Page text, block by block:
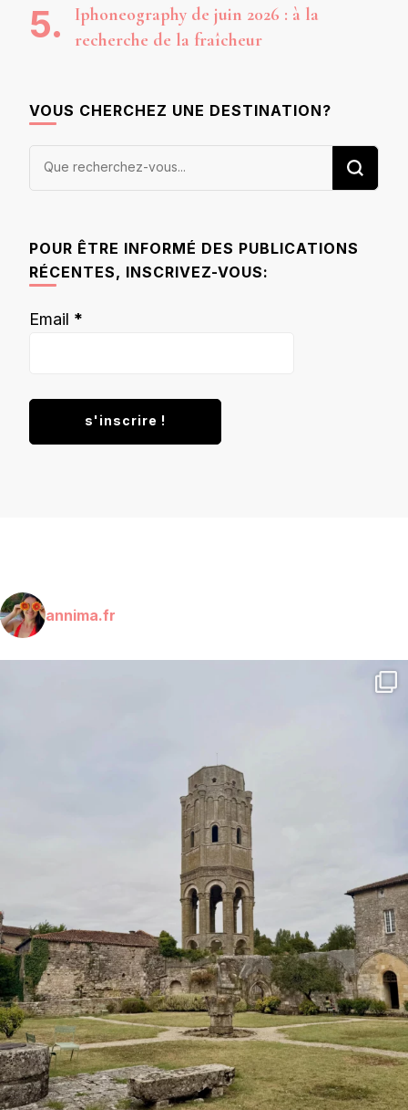
Iphoneography de juin 2026 : à la
recherche de la fraîcheur
VOUS CHERCHEZ UNE DESTINATION?
Vous
POUR ÊTRE INFORMÉ DES PUBLICATIONS
RÉCENTES, INSCRIVEZ-VOUS:
Email *
annima.fr